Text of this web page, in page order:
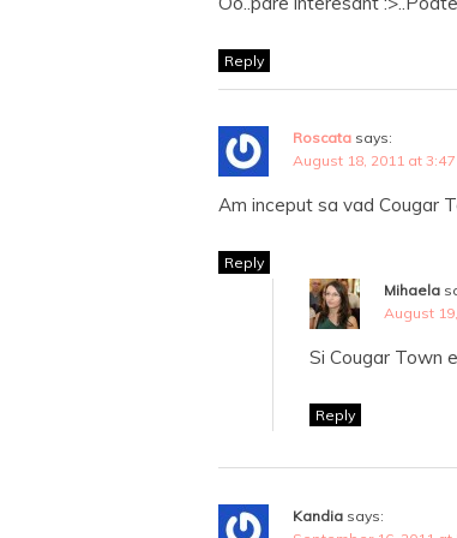
Reply
Roscata says:
August 18, 2011 at
Am inceput sa vad Cougar
Reply
Mihaela
August
Si Cougar Town
Reply
Kandia says: